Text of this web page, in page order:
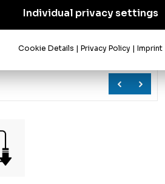
Individual privacy settings
Cookie Details | Privacy Policy | Imprint